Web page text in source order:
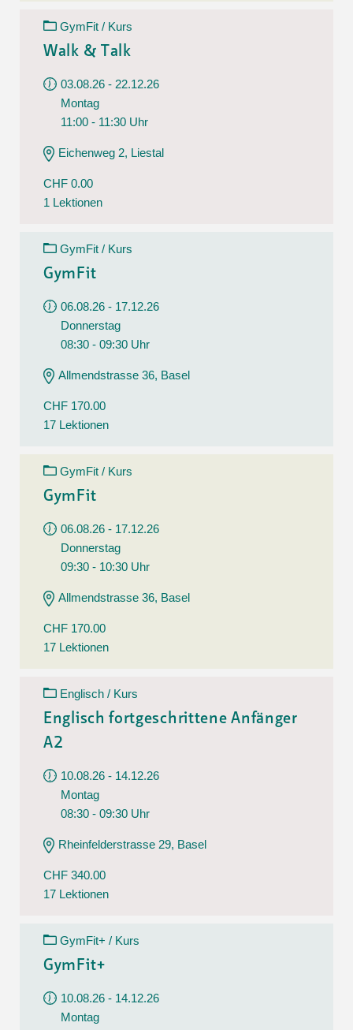
GymFit / Kurs
Walk & Talk
03.08.26 - 22.12.26
Montag
11:00 - 11:30 Uhr
Eichenweg 2, Liestal
CHF 0.00
1 Lektionen
GymFit / Kurs
GymFit
06.08.26 - 17.12.26
Donnerstag
08:30 - 09:30 Uhr
Allmendstrasse 36, Basel
CHF 170.00
17 Lektionen
GymFit / Kurs
GymFit
06.08.26 - 17.12.26
Donnerstag
09:30 - 10:30 Uhr
Allmendstrasse 36, Basel
CHF 170.00
17 Lektionen
Englisch / Kurs
Englisch fortgeschrittene Anfänger
A2
10.08.26 - 14.12.26
Montag
08:30 - 09:30 Uhr
Rheinfelderstrasse 29, Basel
CHF 340.00
17 Lektionen
GymFit+ / Kurs
GymFit+
10.08.26 - 14.12.26
Montag